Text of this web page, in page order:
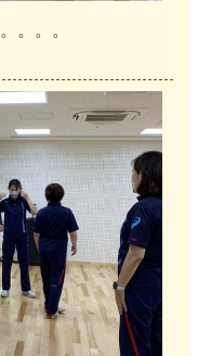
。 。 。 。